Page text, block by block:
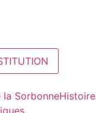
SorbonneHistoire